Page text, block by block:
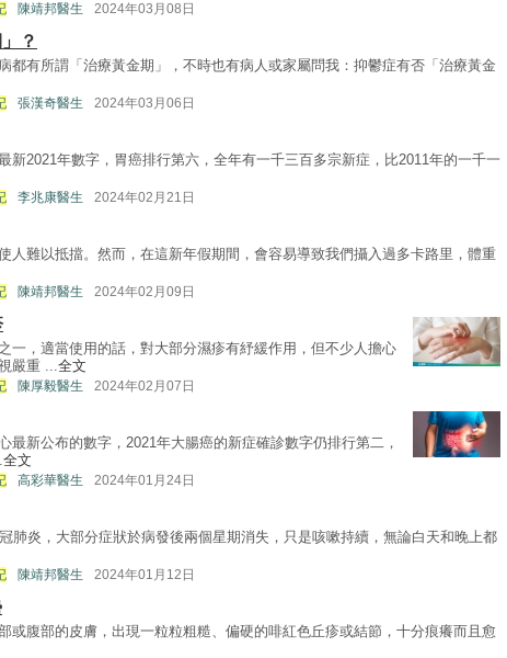
陳靖邦醫生 2024年03月08日
？
都有所謂「治療黃金期」，不時也有病人或家屬問我：抑鬱症有否「治療黃金
張漢奇醫生 2024年03月06日
新2021年數字，胃癌排行第六，全年有一千三百多宗新症，比2011年的一千一
李兆康醫生 2024年02月21日
人難以抵擋。然而，在這新年假期間，會容易導致我們攝入過多卡路里，體重
陳靖邦醫生 2024年02月09日
一，適當使用的話，對大部分濕疹有紓緩作用，但不少人擔心
嚴重 ...全文
陳厚毅醫生 2024年02月07日
最新公布的數字，2021年大腸癌的新症確診數字仍排行第二，
全文
高彩華醫生 2024年01月24日
肺炎，大部分症狀於病發後兩個星期消失，只是咳嗽持續，無論白天和晚上都
陳靖邦醫生 2024年01月12日
或腹部的皮膚，出現一粒粒粗糙、偏硬的啡紅色丘疹或結節，十分痕癢而且愈